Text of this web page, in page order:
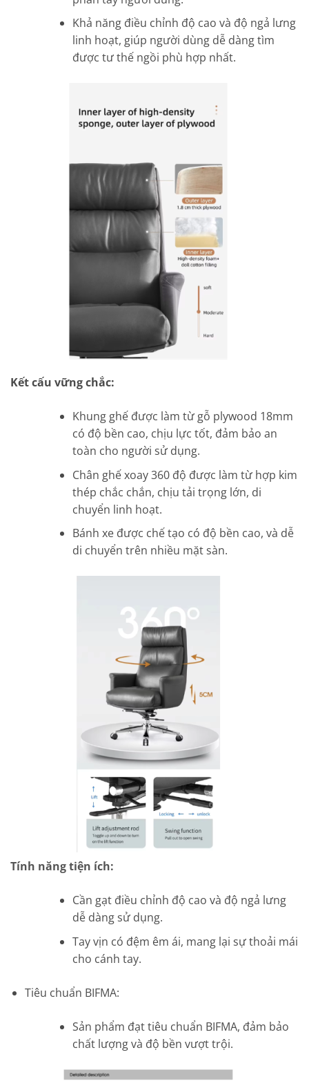
Khả năng điều chỉnh độ cao và độ ngả lưng
linh hoạt, giúp người dùng dễ dàng tìm
được tư thế ngồi phù hợp nhất.
Kết cấu vững chắc:
Khung ghế được làm từ gỗ plywood 18mm
có độ bền cao, chịu lực tốt, đảm bảo an
toàn cho người sử dụng.
Chân ghế xoay 360 độ được làm từ hợp kim
thép chắc chắn, chịu tải trọng lớn, di
chuyển linh hoạt.
Bánh xe được chế tạo có độ bền cao, và dễ
di chuyển trên nhiều mặt sàn.
Tính năng tiện ích:
Cần gạt điều chỉnh độ cao và độ ngả lưng
dễ dàng sử dụng.
Tay vịn có đệm êm ái, mang lại sự thoải mái
cho cánh tay.
Tiêu chuẩn BIFMA:
Sản phẩm đạt tiêu chuẩn BIFMA, đảm bảo
chất lượng và độ bền vượt trội.